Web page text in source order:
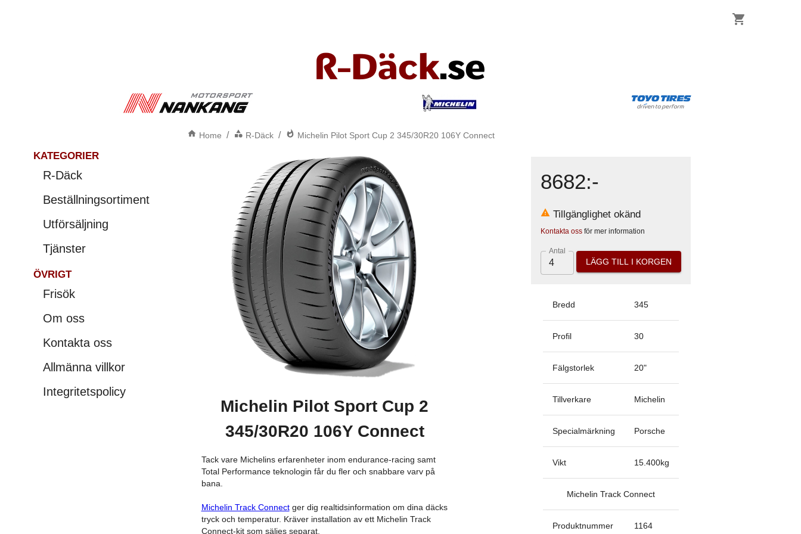
KATEGORIER
R-Däck
Beställningsortiment
Utförsäljning
Tjänster
ÖVRIGT
Frisök
Om oss
Kontakta oss
Allmänna villkor
Integritetspolicy
Home / R-Däck / Michelin Pilot Sport Cup 2 345/30R20 106Y Connect
Michelin Pilot Sport Cup 2
345/30R20 106Y Connect
Tack vare Michelins erfarenheter inom endurance-racing samt
Total Performance teknologin får du fler och snabbare varv på
bana.
Michelin Track Connectger dig realtidsinformation om dina däcks
tryck och temperatur. Kräver installation av ett Michelin Track
Connect-kit som säljes separat.
8682:-
Tillgänglighet okänd
Kontakta ossför mer information
Antal
LÄGG TILL I KORGEN
Bredd 345
Profil 30
Fälgstorlek 20"
Tillverkare Michelin
Specialmärkning Porsche
Vikt 15.400kg
Michelin Track Connect
Produktnummer 1164